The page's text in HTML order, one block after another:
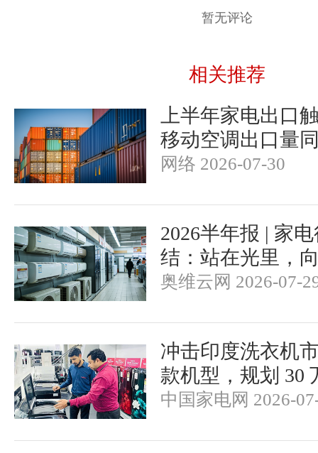
暂无评论
相关推荐
上半年家电出口
移动空调出口量
网络 2026-07-30
2026半年报 | 家
结：站在光里，
奥维云网 2026-07-
冲击印度洗衣机
款机型，规划 30
中国家电网 2026-